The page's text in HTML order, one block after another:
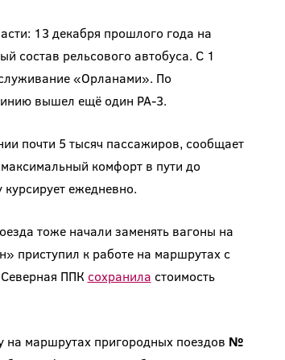
13 декабря прошлого года на
состав рельсового автобуса. С 1
«Орланами». По
вышел ещё один РА-3.
почти 5 тысяч пассажиров, сообщает
комфорт в пути до
ежедневно.
тоже начали заменять вагоны на
приступил к работе на маршрутах с
ППК сохранила стоимость
маршрутах пригородных поездов №